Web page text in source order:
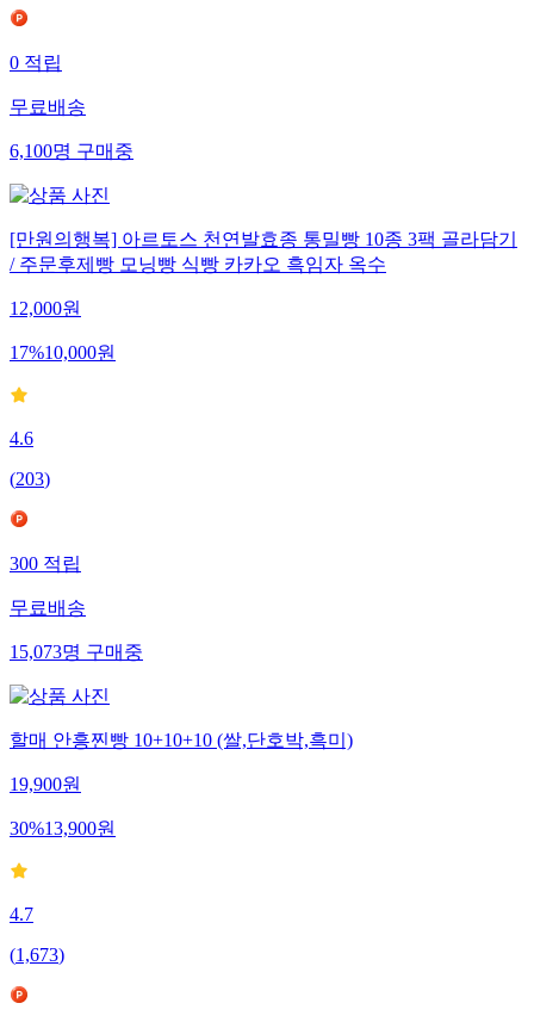
0 적립
무료배송
6,100명 구매중
[만원의행복] 아르토스 천연발효종 통밀빵 10종 3팩 골라담기
/ 주문후제빵 모닝빵 식빵 카카오 흑임자 옥수
12,000원
17%10,000원
4.6
(203)
300 적립
무료배송
15,073명 구매중
할매 안흥찐빵 10+10+10 (쌀,단호박,흑미)
19,900원
30%13,900원
4.7
(1,673)